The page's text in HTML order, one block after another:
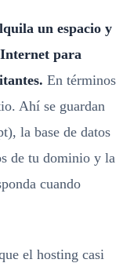
un espacio y
para
En términos
Ahí se guardan
la base de datos
de tu dominio y la
cuando
el hosting casi